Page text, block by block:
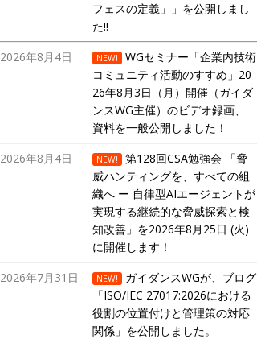
フェスの定義」」を公開しまし
た!!
2026年8月4日
NEW!
WGセミナー「企業内技術
コミュニティ活動のすすめ」20
26年8月3日（月）開催（ガイダ
ンスWG主催）のビデオ録画、
資料を一般公開しました！
2026年8月4日
NEW!
第128回CSA勉強会 「脅
威ハンティングを、すべての組
織へ ー 自律型AIエージェントが
実現する継続的な脅威探索と検
知改善」を2026年8月25日 (火)
に開催します！
2026年7月31日
NEW!
ガイダンスWGが、ブログ
「ISO/IEC 27017:2026における
役割の位置付けと管理策の対応
関係」を公開しました。